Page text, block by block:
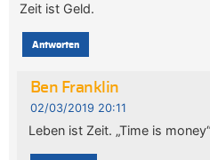
Zeit ist Geld.
Antworten
Ben Franklin
02/03/2019 20:11
Leben ist Zeit. „Time is